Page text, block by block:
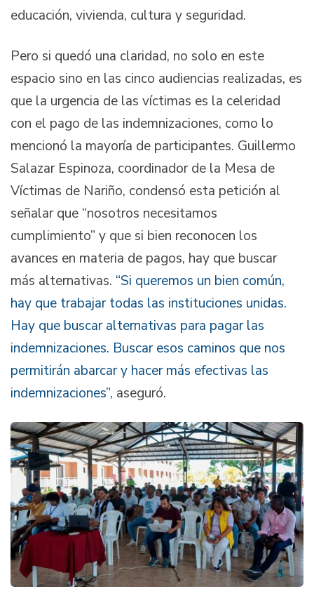
educación, vivienda, cultura y seguridad.
Pero si quedó una claridad, no solo en este
espacio sino en las cinco audiencias realizadas, es
que la urgencia de las víctimas es la celeridad
con el pago de las indemnizaciones, como lo
mencionó la mayoría de participantes. Guillermo
Salazar Espinoza, coordinador de la Mesa de
Víctimas de Nariño, condensó esta petición al
señalar que “nosotros necesitamos
cumplimiento” y que si bien reconocen los
avances en materia de pagos, hay que buscar
más alternativas. “Si queremos un bien común,
hay que trabajar todas las instituciones unidas.
Hay que buscar alternativas para pagar las
indemnizaciones. Buscar esos caminos que nos
permitirán abarcar y hacer más efectivas las
indemnizaciones”, aseguró.